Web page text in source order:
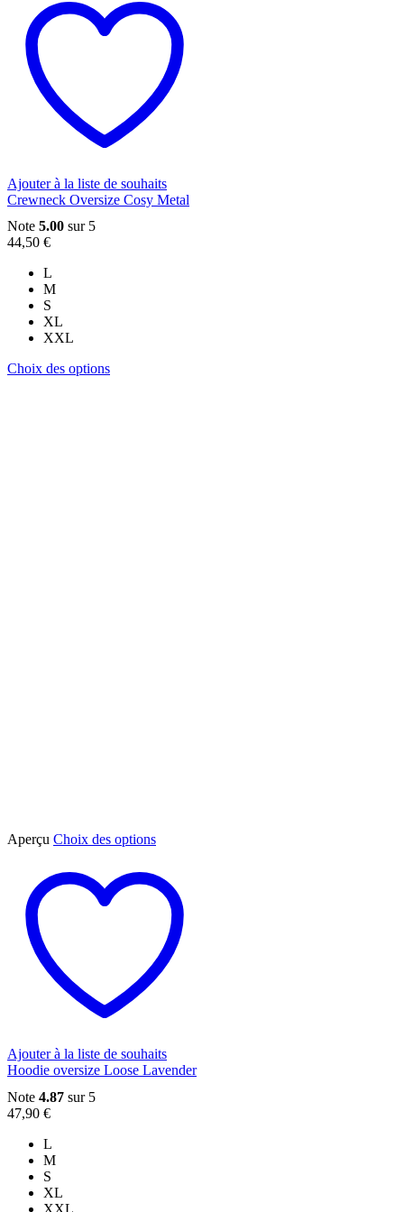
plusieurs
variations.
Les
options
peuvent
être
choisies
du
produit
Ajouter à la liste de souhaits
Crewneck Oversize Cosy Metal
Note 5.00 sur 5
44,50 €
L
M
S
XL
XXL
Choix des optionsCe
Aperçu Choix des optionsCe
plusieurs
variations.
Les
options
peuvent
être
choisies
du
produit
Ajouter à la liste de souhaits
Hoodie oversize Loose Lavender
Note 4.87 sur 5
47,90 €
L
M
S
XL
XXL